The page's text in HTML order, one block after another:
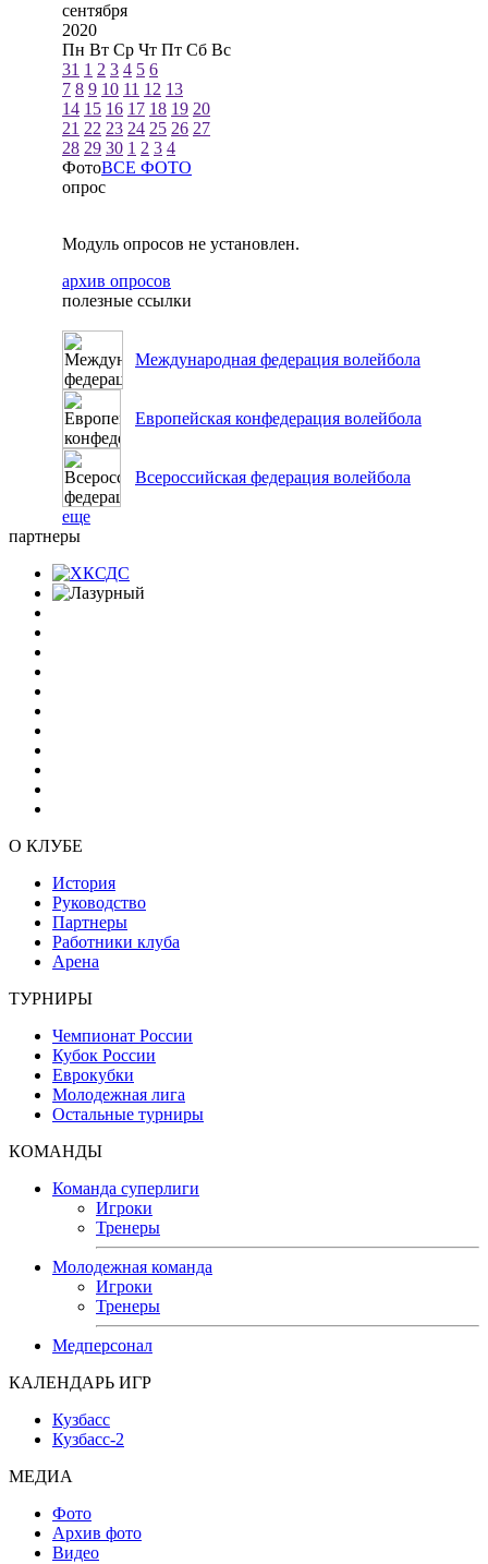
сентября
2020
Пн Вт Ср Чт Пт Сб Вс
31 1 2 3 4 5 6
7 8 9 10 11 12 13
14 15 16 17 18 19 20
21 22 23 24 25 26 27
28 29 30 1 2 3 4
ФотоВСЕ ФОТО
опрос
Модуль опросов не установлен.
архив опросов
полезные ссылки
Международная федерация волейбола
Европейская конфедерация волейбола
Всероссийская федерация волейбола
еще
партнеры
О КЛУБЕ
История
Руководство
Партнеры
Работники клуба
Арена
ТУРНИРЫ
Чемпионат России
Кубок России
Еврокубки
Молодежная лига
Остальные турниры
КОМАНДЫ
Команда суперлиги
Игроки
Тренеры
Молодежная команда
Игроки
Тренеры
Медперсонал
КАЛЕНДАРЬ ИГР
Кузбасс
Кузбасс-2
МЕДИА
Фото
Архив фото
Видео